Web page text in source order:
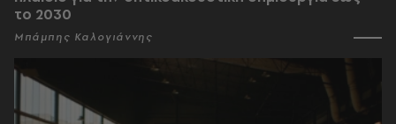
το 2030
Μπάμπης Καλογιάννης